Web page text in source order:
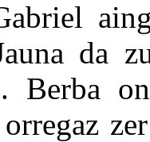
da
Berba